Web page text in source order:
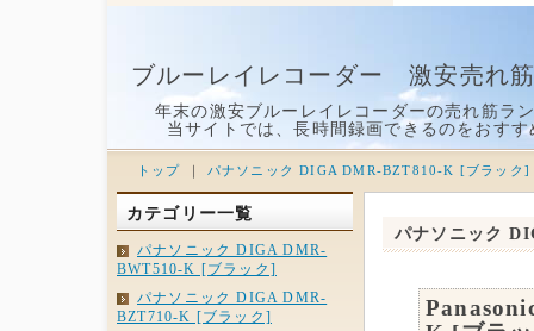
ブルーレイレコーダー 激安売れ
年末の激安ブルーレイレコーダーの売れ筋ラ
当サイトでは、長時間録画できるのをおす
トップ ｜ パナソニック DIGA DMR-BZT810-K [ブラック]
パナソニック
カテゴリー一覧
パナソニック DIGA DMR-
BWT510-K [ブラック]
パナソニック DIGA DMR-
BZT710-K [ブラック]